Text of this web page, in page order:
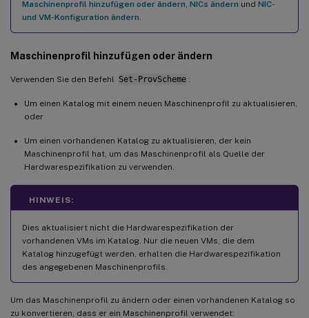
Maschinenprofil hinzufügen oder ändern, NICs ändern und NIC-
und VM-Konfiguration ändern.
Maschinenprofil hinzufügen oder ändern
Verwenden Sie den Befehl Set-ProvScheme :
Um einen Katalog mit einem neuen Maschinenprofil zu aktualisieren,
oder
Um einen vorhandenen Katalog zu aktualisieren, der kein
Maschinenprofil hat, um das Maschinenprofil als Quelle der
Hardwarespezifikation zu verwenden.
HINWEIS:
Dies aktualisiert nicht die Hardwarespezifikation der
vorhandenen VMs im Katalog. Nur die neuen VMs, die dem
Katalog hinzugefügt werden, erhalten die Hardwarespezifikation
des angegebenen Maschinenprofils.
Um das Maschinenprofil zu ändern oder einen vorhandenen Katalog so
zu konvertieren, dass er ein Maschinenprofil verwendet: